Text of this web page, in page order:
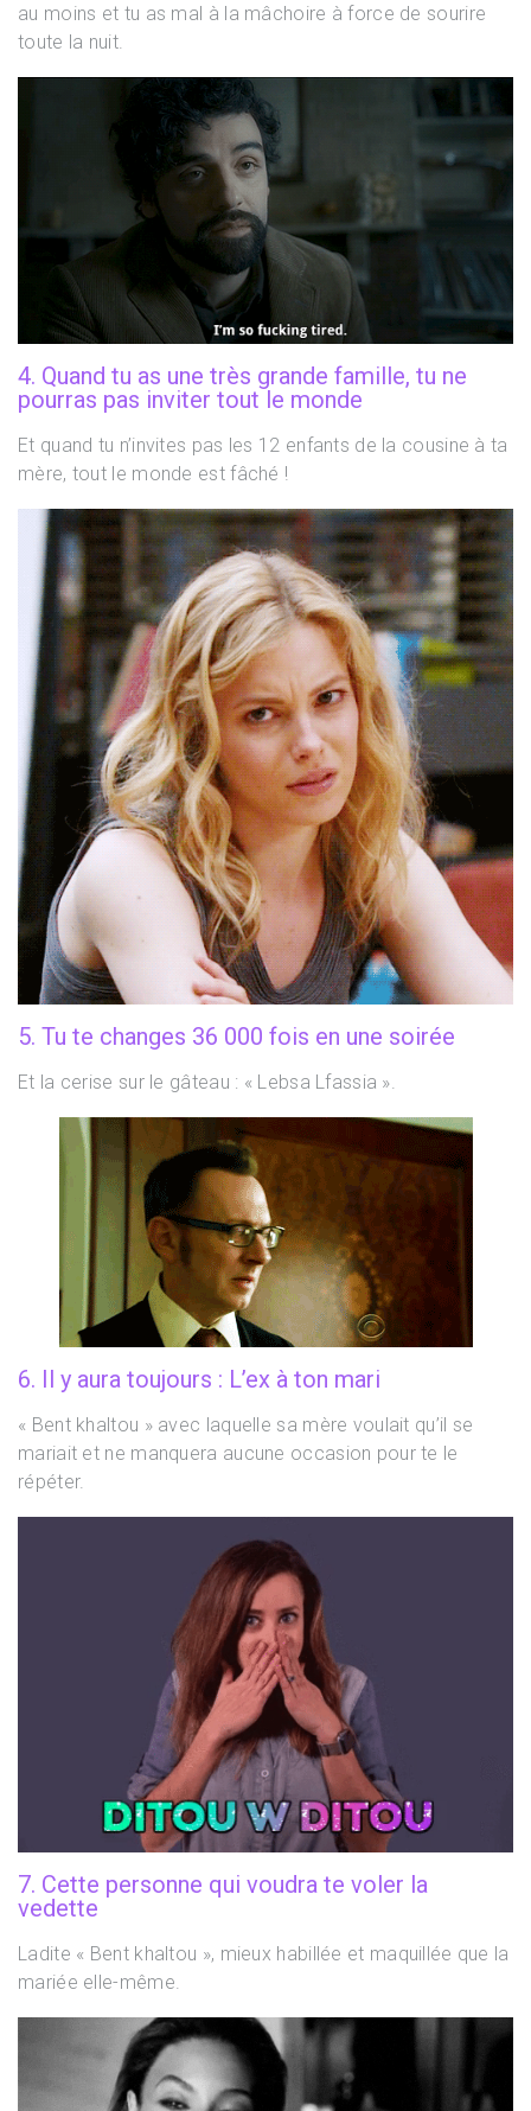
au moins et tu as mal à la mâchoire à force de sourire
toute la nuit.
4. Quand tu as une très grande famille, tu ne
pourras pas inviter tout le monde
Et quand tu n’invites pas les 12 enfants de la cousine à ta
mère, tout le monde est fâché !
5. Tu te changes 36 000 fois en une soirée
Et la cerise sur le gâteau : « Lebsa Lfassia ».
6. Il y aura toujours : L’ex à ton mari
« Bent khaltou » avec laquelle sa mère voulait qu’il se
mariait et ne manquera aucune occasion pour te le
répéter.
7. Cette personne qui voudra te voler la
vedette
Ladite « Bent khaltou », mieux habillée et maquillée que la
mariée elle-même.